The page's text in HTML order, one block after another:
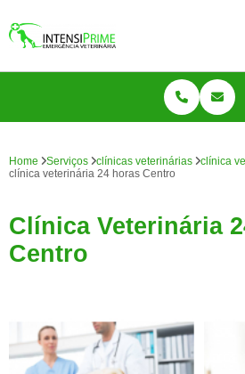
Home Serviços clínicas veterinárias
clínica
clínica veterinária 24 horas Centro
Clínica Veterinária
Centro